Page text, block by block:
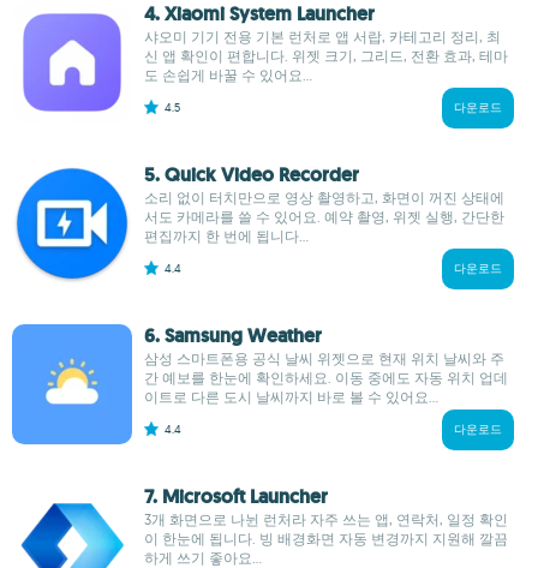
4. Xiaomi System Launcher
샤오미 기기 전용 기본 런처로 앱 서랍, 카테고리 정리, 최
신 앱 확인이 편합니다. 위젯 크기, 그리드, 전환 효과, 테마
도 손쉽게 바꿀 수 있어요...
4.5 다운로드
5. Quick Video Recorder
소리 없이 터치만으로 영상 촬영하고, 화면이 꺼진 상태에
서도 카메라를 쓸 수 있어요. 예약 촬영, 위젯 실행, 간단한
편집까지 한 번에 됩니다...
4.4 다운로드
6. Samsung Weather
삼성 스마트폰용 공식 날씨 위젯으로 현재 위치 날씨와 주
간 예보를 한눈에 확인하세요. 이동 중에도 자동 위치 업데
이트로 다른 도시 날씨까지 바로 볼 수 있어요...
4.4 다운로드
7. Microsoft Launcher
3개 화면으로 나뉜 런처라 자주 쓰는 앱, 연락처, 일정 확인
이 한눈에 됩니다. 빙 배경화면 자동 변경까지 지원해 깔끔
하게 쓰기 좋아요...